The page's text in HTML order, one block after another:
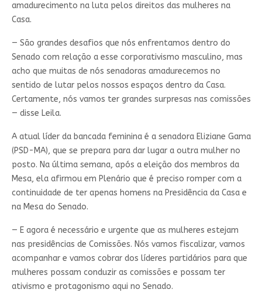
amadurecimento na luta pelos direitos das mulheres na
Casa.
— São grandes desafios que nós enfrentamos dentro do
Senado com relação a esse corporativismo masculino, mas
acho que muitas de nós senadoras amadurecemos no
sentido de lutar pelos nossos espaços dentro da Casa.
Certamente, nós vamos ter grandes surpresas nas comissões
— disse Leila.
A atual líder da bancada feminina é a senadora Eliziane Gama
(PSD-MA), que se prepara para dar lugar a outra mulher no
posto. Na última semana, após a eleição dos membros da
Mesa, ela afirmou em Plenário que é preciso romper com a
continuidade de ter apenas homens na Presidência da Casa e
na Mesa do Senado.
— E agora é necessário e urgente que as mulheres estejam
nas presidências de Comissões. Nós vamos fiscalizar, vamos
acompanhar e vamos cobrar dos líderes partidários para que
mulheres possam conduzir as comissões e possam ter
ativismo e protagonismo aqui no Senado.